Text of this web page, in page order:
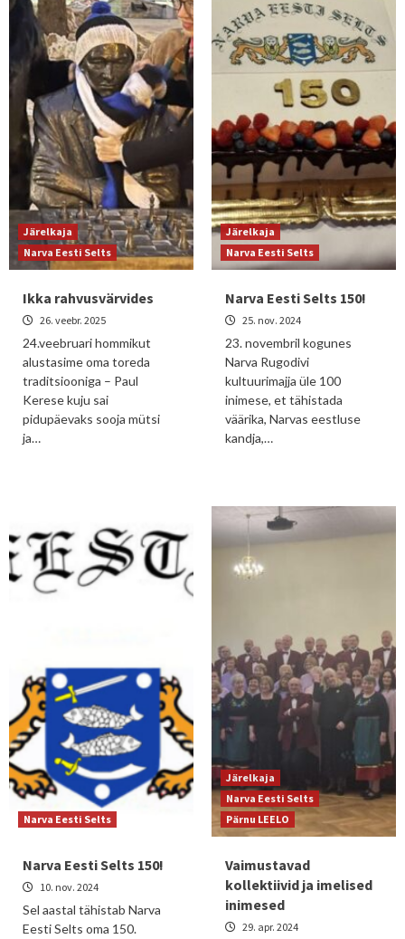
Järelkaja
Narva Eesti Selts
Ikka rahvusvärvides
26. veebr. 2025
24.veebruari hommikut
alustasime oma toreda
traditsiooniga – Paul
Kerese kuju sai
pidupäevaks sooja mütsi
ja…
Järelkaja
Narva Eesti Selts
Narva Eesti Selts 150!
25. nov. 2024
23. novembril kogunes
Narva Rugodivi
kultuurimajja üle 100
inimese, et tähistada
väärika, Narvas eestluse
kandja,…
Narva Eesti Selts
Narva Eesti Selts 150!
10. nov. 2024
Sel aastal tähistab Narva
Eesti Selts oma 150.
Järelkaja
Narva Eesti Selts
Pärnu LEELO
Vaimustavad
kollektiivid ja imelised
inimesed
29. apr. 2024